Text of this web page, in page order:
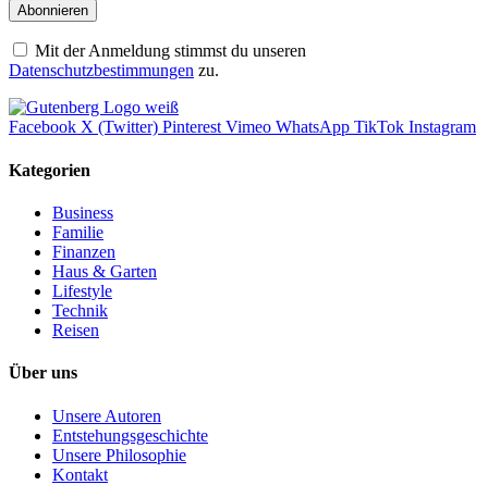
Mit der Anmeldung stimmst du unseren
Datenschutzbestimmungen zu.
Facebook X (Twitter) Pinterest Vimeo WhatsApp TikTok Instagram
Kategorien
Business
Familie
Finanzen
Haus & Garten
Lifestyle
Technik
Reisen
Über uns
Unsere Autoren
Entstehungsgeschichte
Unsere Philosophie
Kontakt